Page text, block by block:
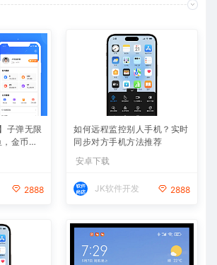
子弹无限
金币爆
2888
如何远程监控别人手机？实时
同步对方手机方法推荐
安卓下载
JK软件开发 2888